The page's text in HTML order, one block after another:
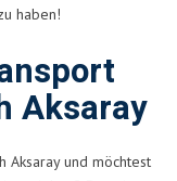
haben!
Aksaray
Aksaray und möchtest